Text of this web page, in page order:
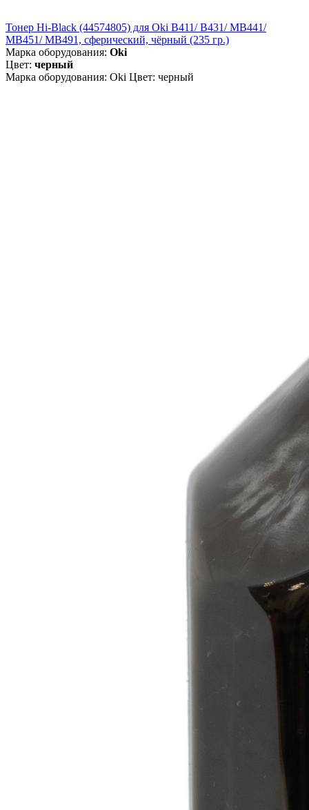
Тонер Hi-Black (44574805) для Oki B411/ B431/ MB441/
MB451/ MB491, сферический, чёрный (235 гр.)
Марка оборудования: Oki
Цвет: черный
Марка оборудования: Oki Цвет: черный